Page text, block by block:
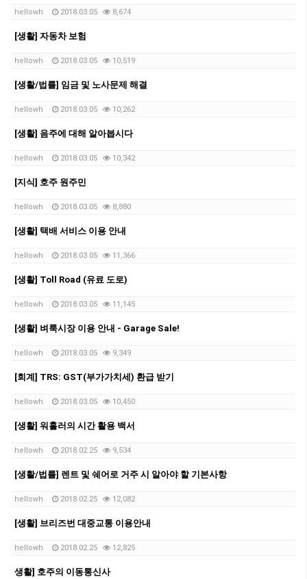
hellowh 2018.03.05 8,674
[생활] 자동차 보험
hellowh 2018.03.05 10,519
[생활/법률] 임금 및 노사문제 해결
hellowh 2018.03.05 10,262
[생활] 음주에 대해 알아봅시다
hellowh 2018.03.05 10,342
[지식] 호주 원주민
hellowh 2018.03.05 8,880
[생활] 택배 서비스 이용 안내
hellowh 2018.03.05 11,366
[생활] Toll Road (유료 도로)
hellowh 2018.03.05 11,145
[생활] 벼룩시장 이용 안내 - Garage Sale!
hellowh 2018.03.05 9,349
[회계] TRS: GST(부가가치세) 환급 받기
hellowh 2018.03.05 10,450
[생활] 워홀러의 시간 활용 백서
hellowh 2018.02.25 9,534
[생활/법률] 렌트 및 쉐어로 거주 시 알아야 할 기본사항
hellowh 2018.02.25 12,082
[생활] 브리즈번 대중교통 이용안내
hellowh 2018.02.25 12,825
생활] 호주의 이동통신사